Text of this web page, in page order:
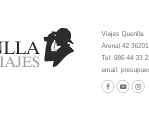
Viajes Quenlla
Arenal 42
Tel: 986 44 33
email: